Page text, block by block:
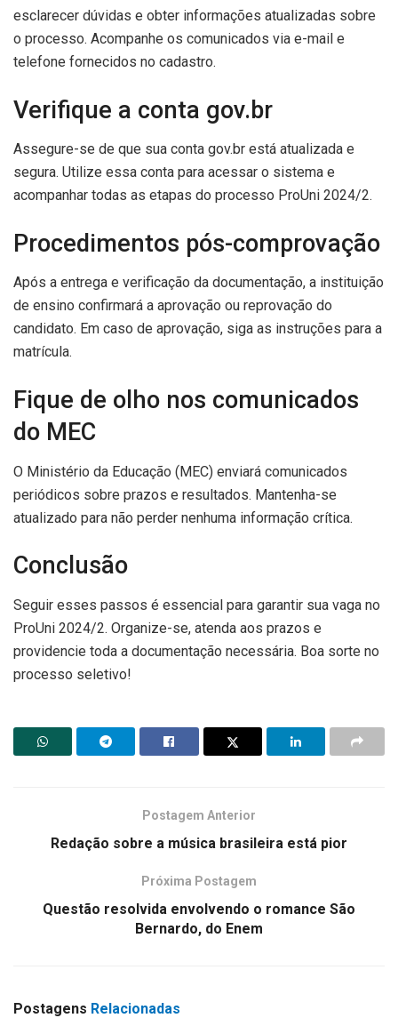
esclarecer dúvidas e obter informações atualizadas sobre
o processo. Acompanhe os comunicados via e-mail e
telefone fornecidos no cadastro.
Verifique a conta gov.br
Assegure-se de que sua conta gov.br está atualizada e
segura. Utilize essa conta para acessar o sistema e
acompanhar todas as etapas do processo ProUni 2024/2.
Procedimentos pós-comprovação
Após a entrega e verificação da documentação, a instituição
de ensino confirmará a aprovação ou reprovação do
candidato. Em caso de aprovação, siga as instruções para a
matrícula.
Fique de olho nos comunicados
do MEC
O Ministério da Educação (MEC) enviará comunicados
periódicos sobre prazos e resultados. Mantenha-se
atualizado para não perder nenhuma informação crítica.
Conclusão
Seguir esses passos é essencial para garantir sua vaga no
ProUni 2024/2. Organize-se, atenda aos prazos e
providencie toda a documentação necessária. Boa sorte no
processo seletivo!
Postagem Anterior
Redação sobre a música brasileira está pior
Próxima Postagem
Questão resolvida envolvendo o romance São
Bernardo, do Enem
Postagens Relacionadas